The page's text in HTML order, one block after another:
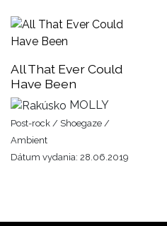
All That Ever Could
Have Been
MOLLY
Post-rock / Shoegaze /
Ambient
Dátum vydania: 28.06.2019